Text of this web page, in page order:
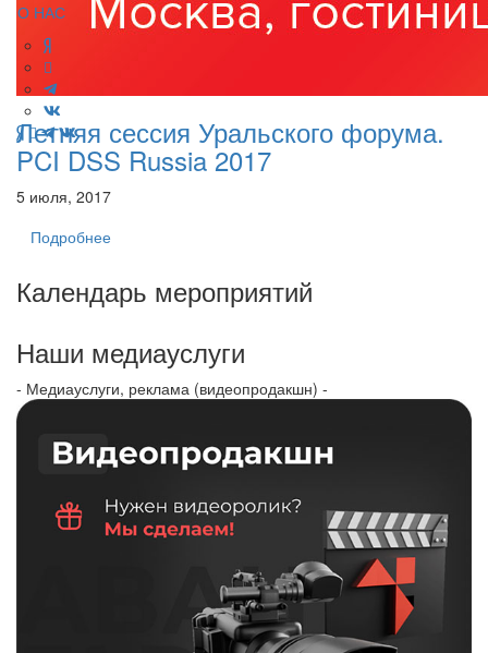
О НАС
Летняя сессия Уральского форума.
PCI DSS Russia 2017
5 июля, 2017
Подробнее
Календарь мероприятий
Наши медиауслуги
- Медиауслуги, реклама (видеопродакшн) -